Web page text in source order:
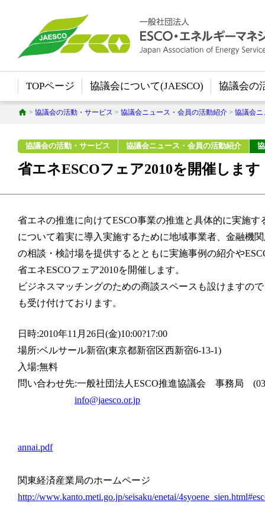
TOPページ 協議会について(JAESCO) 協議会の
> 協議会の活動・サービス > 協議会ニュース・会員の活動紹介 > 協議会ニ
協議会の活動・サービス 協議会ニュース・会員の活動紹介
省エネESCOフェア2010を開催します
省エネの推進に向けてESCO事業の推進と具体的に実施
について着実に導入実施するために地域事業者、金融機
の相談・検討場を提供するとともに実施事例の紹介や
省エネESCOフェア2010を開催します。
ビジネスマッチングのための商談スペースも設けますの
も受け付けております。
日時:2010年11月26日(金)10:00?17:00
場所:ベルサール新宿(東京都新宿区西新宿6-13-1)
入場:無料
問い合わせ先:一般社団法人ESCO推進協議会 事務局
info@jaesco.or.jp
annai.pdf
関東経済産業局のホームページ
http://www.kanto.meti.go.jp/seisaku/enetai/